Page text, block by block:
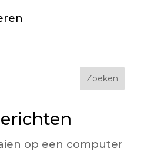
Zoeken
op een computer